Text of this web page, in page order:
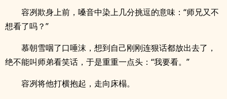
容冽欺身上前，嗓音中染上几分挑逗的意味：“师兄又不
想看了吗？”
慕朝雪咽了口唾沫，想到自己刚刚连狠话都放出去了，
绝不能叫师弟看笑话，于是重重一点头：“我要看。”
容冽将他打横抱起，走向床榻。